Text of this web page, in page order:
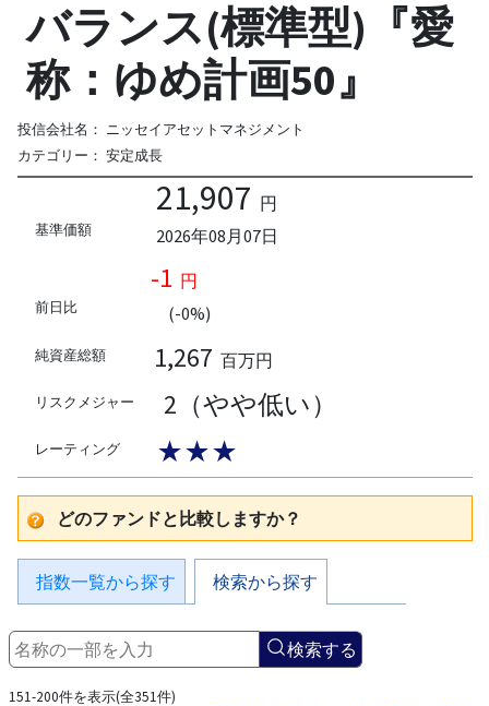
バランス(標準型)『愛
称：ゆめ計画50』
投信会社名： ニッセイアセットマネジメント
カテゴリー： 安定成長
基準価額
21,907 円
2026年08月07日
前日比
-1 円
(-0%)
純資産総額 1,267 百万円
リスクメジャー 2（やや低い）
レーティング ★★★
どのファンドと比較しますか？
指数一覧から探す 検索から探す
検索する
151-200件を表示(全351件)